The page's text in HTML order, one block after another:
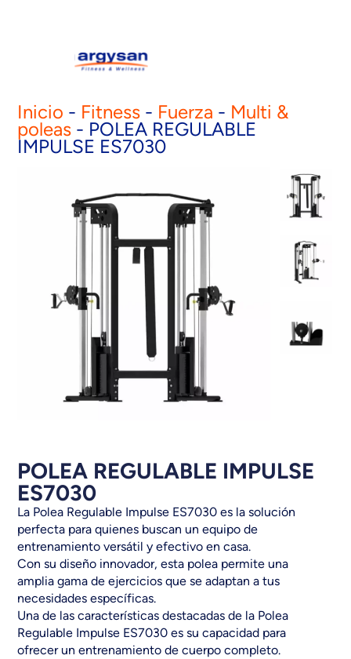
POLEA REGULABLE IMPULSE
ES7030
La Polea Regulable Impulse ES7030 es la solución
perfecta para quienes buscan un equipo de
entrenamiento versátil y efectivo en casa.
Con su diseño innovador, esta polea permite una
amplia gama de ejercicios que se adaptan a tus
necesidades específicas.
Una de las características destacadas de la Polea
Regulable Impulse ES7030 es su capacidad para
ofrecer un entrenamiento de cuerpo completo.
Inicio - Fitness - Fuerza - Multi &
poleas - POLEA REGULABLE
IMPULSE ES7030